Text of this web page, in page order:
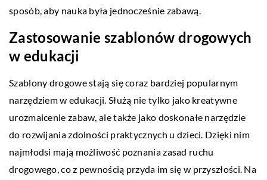
sposób, aby nauka była jednocześnie zabawą.
Zastosowanie szablonów drogowych
w edukacji
Szablony drogowe stają się coraz bardziej popularnym
narzędziem w edukacji. Służą nie tylko jako kreatywne
urozmaicenie zabaw, ale także jako doskonałe narzędzie
do rozwijania zdolności praktycznych u dzieci. Dzięki nim
najmłodsi mają możliwość poznania zasad ruchu
drogowego, co z pewnością przyda im się w przyszłości. Na